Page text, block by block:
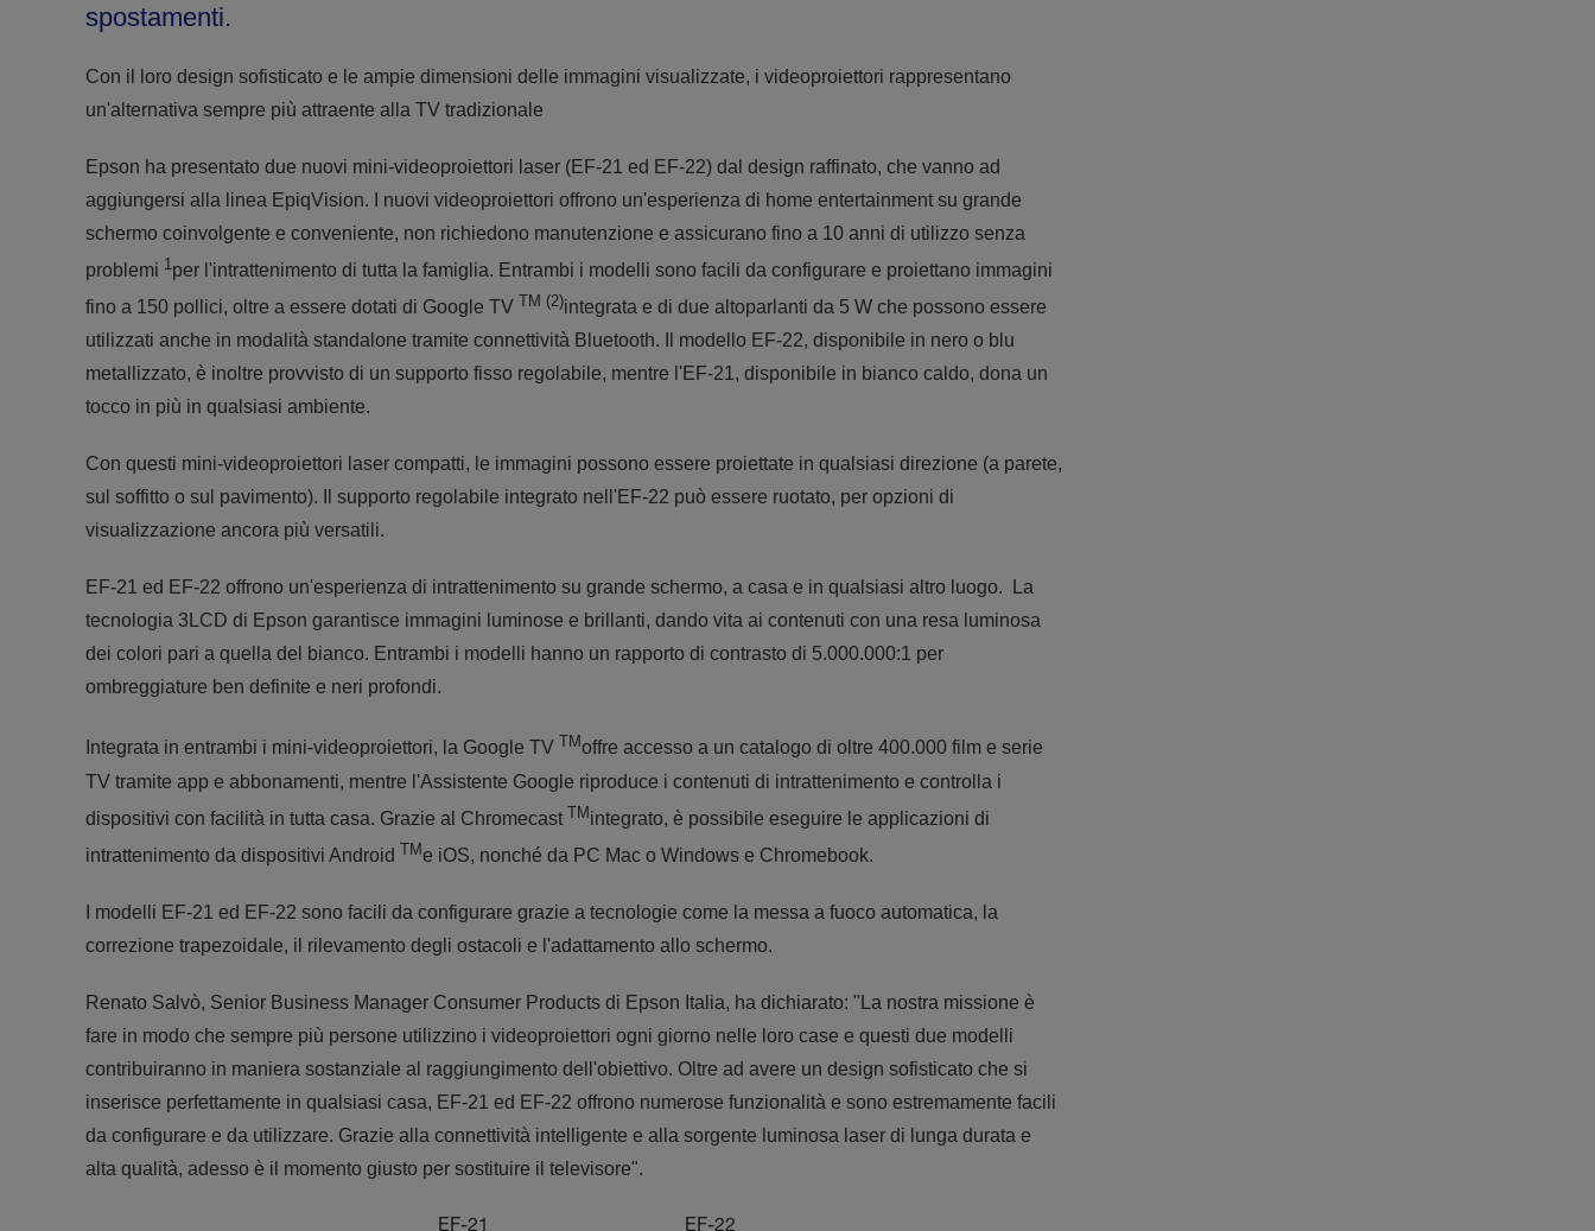
spostamenti.
Con il loro design sofisticato e le ampie dimensioni delle immagini visualizzate, i videoproiettori rappresentano
un'alternativa sempre più attraente alla TV tradizionale
Epson ha presentato due nuovi mini-videoproiettori laser (EF-21 ed EF-22) dal design raffinato, che vanno ad
aggiungersi alla linea EpiqVision. I nuovi videoproiettori offrono un'esperienza di home entertainment su grande
schermo coinvolgente e conveniente, non richiedono manutenzione e assicurano fino a 10 anni di utilizzo senza
problemi 1 per l'intrattenimento di tutta la famiglia. Entrambi i modelli sono facili da configurare e proiettano immagini
fino a 150 pollici, oltre a essere dotati di Google TV TM (2)integrata e di due altoparlanti da 5 W che possono essere
utilizzati anche in modalità standalone tramite connettività Bluetooth. Il modello EF-22, disponibile in nero o blu
metallizzato, è inoltre provvisto di un supporto fisso regolabile, mentre l'EF-21, disponibile in bianco caldo, dona un
tocco in più in qualsiasi ambiente.
Con questi mini-videoproiettori laser compatti, le immagini possono essere proiettate in qualsiasi direzione (a parete,
sul soffitto o sul pavimento). Il supporto regolabile integrato nell'EF-22 può essere ruotato, per opzioni di
visualizzazione ancora più versatili.
EF-21 ed EF-22 offrono un'esperienza di intrattenimento su grande schermo, a casa e in qualsiasi altro luogo. La
tecnologia 3LCD di Epson garantisce immagini luminose e brillanti, dando vita ai contenuti con una resa luminosa
dei colori pari a quella del bianco. Entrambi i modelli hanno un rapporto di contrasto di 5.000.000:1 per
ombreggiature ben definite e neri profondi.
Integrata in entrambi i mini-videoproiettori, la Google TV TMoffre accesso a un catalogo di oltre 400.000 film e serie
TV tramite app e abbonamenti, mentre l'Assistente Google riproduce i contenuti di intrattenimento e controlla i
dispositivi con facilità in tutta casa. Grazie al Chromecast TM integrato, è possibile eseguire le applicazioni di
intrattenimento da dispositivi Android TMe iOS, nonché da PC Mac o Windows e Chromebook.
I modelli EF-21 ed EF-22 sono facili da configurare grazie a tecnologie come la messa a fuoco automatica, la
correzione trapezoidale, il rilevamento degli ostacoli e l'adattamento allo schermo.
Renato Salvò, Senior Business Manager Consumer Products di Epson Italia, ha dichiarato: "La nostra missione è
fare in modo che sempre più persone utilizzino i videoproiettori ogni giorno nelle loro case e questi due modelli
contribuiranno in maniera sostanziale al raggiungimento dell'obiettivo. Oltre ad avere un design sofisticato che si
inserisce perfettamente in qualsiasi casa, EF-21 ed EF-22 offrono numerose funzionalità e sono estremamente facili
da configurare e da utilizzare. Grazie alla connettività intelligente e alla sorgente luminosa laser di lunga durata e
alta qualità, adesso è il momento giusto per sostituire il televisore".